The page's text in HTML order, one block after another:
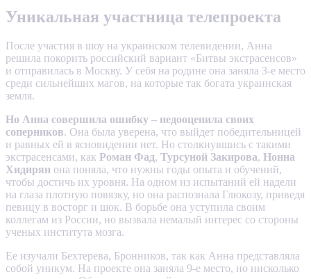
Уникальная участница телепроекта
После участия в шоу на украинском телевидении, Анна
решила покорить российский вариант «Битвы экстрасенсов»
и отправилась в Москву. У себя на родине она заняла 3-е место
среди сильнейших магов, на которые так богата украинская
земля.
Но Анна совершила ошибку – недооценила своих
соперников. Она была уверена, что выйдет победительницей
и равных ей в ясновидении нет. Но столкнувшись с такими
экстрасенсами, как Роман Фад, Турсуной Закирова, Нонна
Хидирян она поняла, что нужны годы опыта и обучений,
чтобы достичь их уровня. На одном из испытаний ей надели
на глаза плотную повязку, но она распознала Глюкозу, приведя
певицу в восторг и шок. В борьбе она уступила своим
коллегам из России, но вызвала немалый интерес со стороны
ученых института мозга.
Ее изучали Бехтерева, Бронников, так как Анна представляла
собой уникум. На проекте она заняла 9-е место, но нисколько